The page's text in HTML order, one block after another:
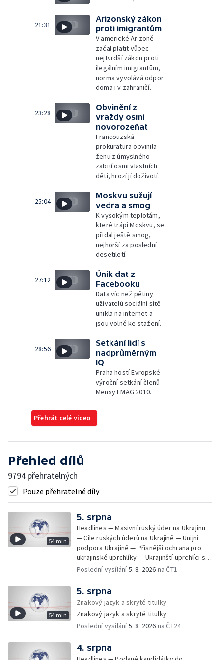
21:31
Arizonský zákon
proti imigrantům
V americké Arizoně
začal platit vůbec
nejtvrdší zákon proti
ilegálním imigrantům,
norma vyvolává odpor
doma i v zahraničí.
23:28
Obvinění z
vraždy osmi
novorozeňat
Francouzská
prokuratura obvinila
ženu z úmyslného
zabití osmi vlastních
dětí, hrozí jí doživotí.
25:04
Moskvu sužují
vedra a smog
K vysokým teplotám,
které trápí Moskvu, se
přidal ještě smog,
nejhorší za poslední
desetiletí.
27:12
Únik dat z
Facebooku
Data víc než pětiny
uživatelů sociální sítě
unikla na internet a
jsou volně ke stažení.
28:56
Setkání lidí s
nadprůměrným
IQ
Praha hostí Evropské
výroční setkání členů
Mensy EMAG 2010.
Přehrát celé video
Přehled dílů
9794 přehratelných
Pouze přehratelné díly
54 min
5. srpna
Headlines — Masivní ruský úder na Ukrajinu
— Cíle ruských úderů na Ukrajině — Unijní
podpora Ukrajině — Přísnější ochrana pro
ukrajinské uprchlíky — Ukrajinští uprchlíci s
dočasnou ochranou v Česku — Uprchlíci s
Most — Hašení skládky — Srážka nákladního
letadla s dronem v Německu — Vyšetřování
nehody Filipa Turka — Tržby v maloobchodu
— Ústavní soud vyhověl matce ve sporu o
děti — Kniha Válka ševců — Izrael
Návrhy na zmírnění zákona o střetu zájmů —
Podvodné e-maily napodobují Českou
Poslední vysílání5. 8. 2026 na ČT1
54 min
5. srpna
Znakový jazyk a skryté titulky
Znakový jazyk a skryté titulky
Poslední vysílání5. 8. 2026 na ČT24
4. srpna